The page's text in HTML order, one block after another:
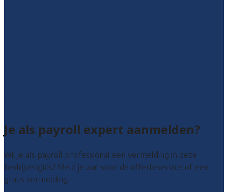
Je als payroll expert aanmelden?
Wil je als payroll professional een vermelding in deze
bedrijvengids? Meld je aan voor de offerteservice of een
gratis vermelding.